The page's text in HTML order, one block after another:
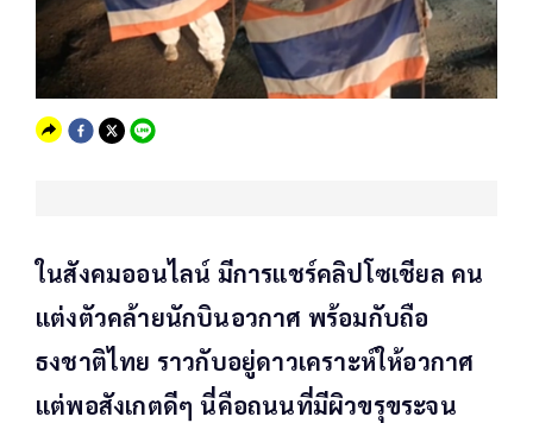
ในสังคมออนไลน์ มีการแชร์คลิปโซเชียล คน
แต่งตัวคล้ายนักบินอวกาศ พร้อมกับถือ
ธงชาติไทย ราวกับอยู่ดาวเคราะห์ให้อวกาศ
แต่พอสังเกตดีๆ นี่คือถนนที่มีผิวขรุขระจน